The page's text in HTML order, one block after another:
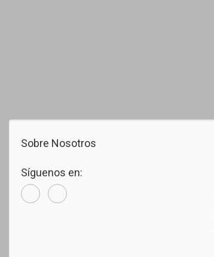
Sobre Nosotros
Síguenos en: